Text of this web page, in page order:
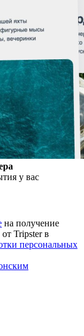
у вас
на получение
Tripster в
персональных